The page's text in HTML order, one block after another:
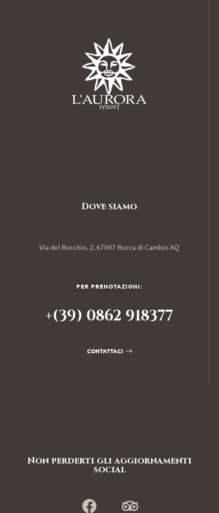
Dove siamo
Via del Rocchio, 2, 67047 Rocca di Cambio AQ
PER PRENOTAZIONI:
+(39) 0862 918377
CONTATTACI
Non perderti gli aggiornamenti
social